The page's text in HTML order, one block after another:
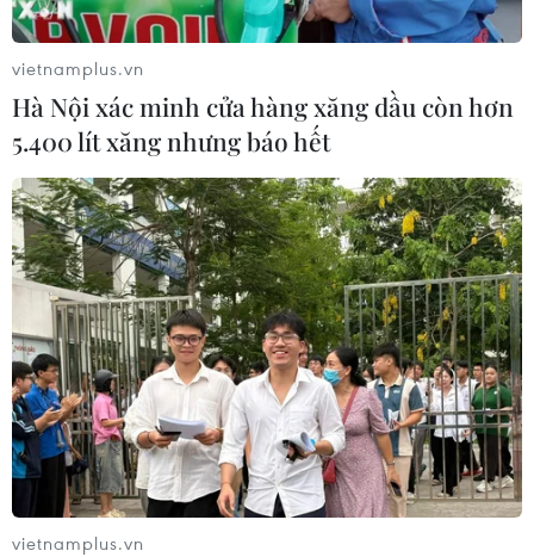
vietnamplus.vn
Hà Nội xác minh cửa hàng xăng dầu còn hơn
5.400 lít xăng nhưng báo hết
vietnamplus.vn